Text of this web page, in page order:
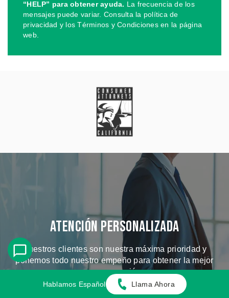
“HELP” para obtener ayuda. La frecuencia de los
mensajes puede variar. Consulta la política de
privacidad y los Términos y Condiciones en la página
web.
Atención Personalizada
Nuestros clientes son nuestra máxima prioridad y
ponemos todo nuestro empeño para obtener la mejor
compensación.
Hablamos Español Llama Ahora